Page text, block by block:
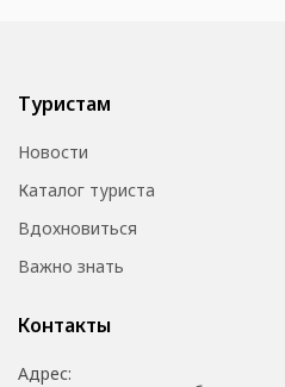
Туристам
Новости
Каталог туриста
Вдохновиться
Важно знать
Контакты
Адрес: